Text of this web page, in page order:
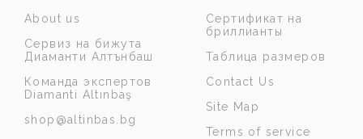
About us
Сервиз на бижута
Диаманти Алтънбаш
Команда экспертов
Diamanti Altınbaş
shop@altinbas.bg
Сертификат на
бриллианты
Таблица размеров
Contact Us
Site Map
Terms of service